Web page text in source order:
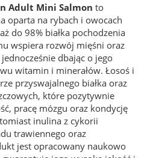
Adult Mini Salmon to
oparta na rybach i owocach
do 98% białka pochodzenia
wspiera rozwój mięśni oraz
dbając o jego
witamin i minerałów. Łosoś i
przyswajalnego białka oraz
które pozytywnie
pracę mózgu oraz kondycję
inulina z cykorii
trawiennego oraz
jest opracowany naukowo